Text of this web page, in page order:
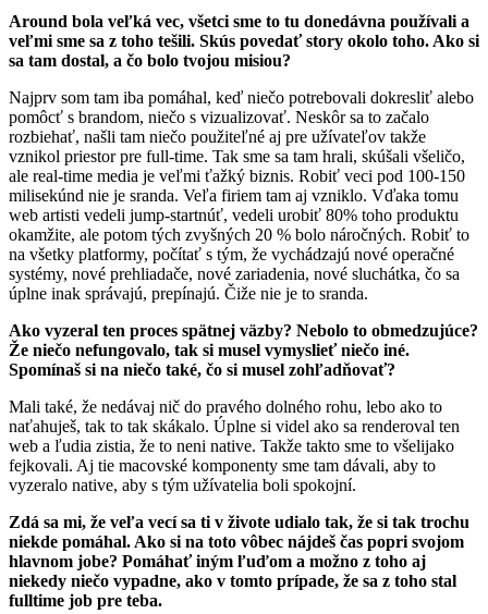
Around bola veľká vec, všetci sme to tu donedávna používali a
veľmi sme sa z toho tešili. Skús povedať story okolo toho. Ako si
sa tam dostal, a čo bolo tvojou misiou?
Najprv som tam iba pomáhal, keď niečo potrebovali dokresliť alebo
pomôcť s brandom, niečo s vizualizovať. Neskôr sa to začalo
rozbiehať, našli tam niečo použiteľné aj pre užívateľov takže
vznikol priestor pre full-time. Tak sme sa tam hrali, skúšali všeličo,
ale real-time media je veľmi ťažký biznis. Robiť veci pod 100-150
milisekúnd nie je sranda. Veľa firiem tam aj vzniklo. Vďaka tomu
web artisti vedeli jump-startnúť, vedeli urobiť 80% toho produktu
okamžite, ale potom tých zvyšných 20 % bolo náročných. Robiť to
na všetky platformy, počítať s tým, že vychádzajú nové operačné
systémy, nové prehliadače, nové zariadenia, nové sluchátka, čo sa
úplne inak správajú, prepínajú. Čiže nie je to sranda.
Ako vyzeral ten proces spätnej väzby? Nebolo to obmedzujúce?
Že niečo nefungovalo, tak si musel vymyslieť niečo iné.
Spomínaš si na niečo také, čo si musel zohľadňovať?
Mali také, že nedávaj nič do pravého dolného rohu, lebo ako to
naťahuješ, tak to tak skákalo. Úplne si videl ako sa renderoval ten
web a ľudia zistia, že to neni native. Takže takto sme to všelijako
fejkovali. Aj tie macovské komponenty sme tam dávali, aby to
vyzeralo native, aby s tým užívatelia boli spokojní.
Zdá sa mi, že veľa vecí sa ti v živote udialo tak, že si tak trochu
niekde pomáhal. Ako si na toto vôbec nájdeš čas popri svojom
hlavnom jobe? Pomáhať iným ľuďom a možno z toho aj
niekedy niečo vypadne, ako v tomto prípade, že sa z toho stal
fulltime job pre teba.